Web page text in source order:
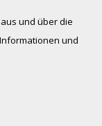
und über die
und